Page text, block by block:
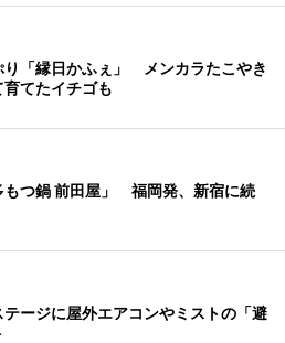
り「縁日かふぇ」 メンカラたこやき
てたイチゴも
もつ鍋 前田屋」 福岡発、新宿に続
ージに屋外エアコンやミストの「避